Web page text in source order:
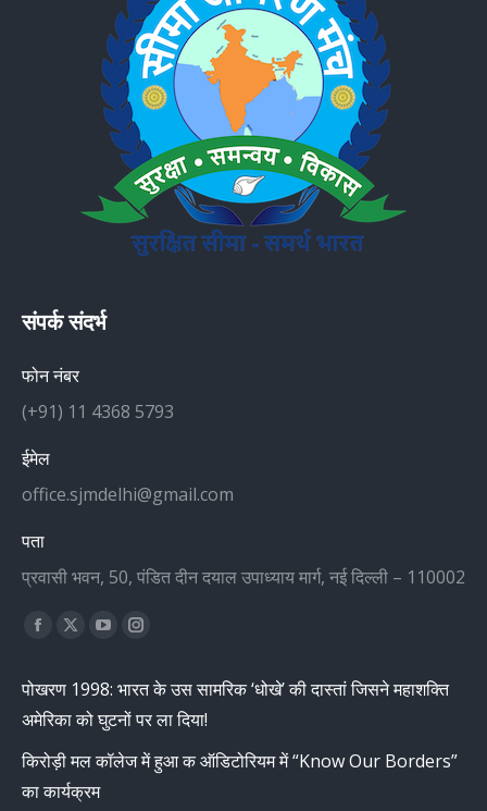
संपर्क संदर्भ
फोन नंबर
(+91) 11 4368 5793
ईमेल
office.sjmdelhi@gmail.com
पता
प्रवासी भवन, 50, पंडित दीन दयाल उपाध्याय मार्ग, नई दिल्ली – 110002
Find us on:
Facebook
opens
in
new
window
X
opens
in
new
window
YouTube
opens
in
new
window
Instagram
opens
in
new
window
पोखरण 1998: भारत के उस सामरिक ‘धोखे’ की दास्तां जिसने महाशक्ति
अमेरिका को घुटनों पर ला दिया!
किरोड़ी मल कॉलेज में हुआ क ऑडिटोरियम में “Know Our Borders”
का कार्यक्रम